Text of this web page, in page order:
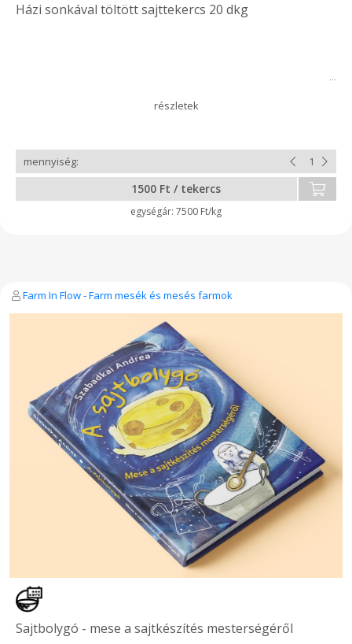
Házi sonkával töltött sajttekercs 20 dkg
1500 Ft / tekercs
7500 Ft/kg
Farm In Flow - Farm mesék és mesés farmok
Sajtbolygó - mese a sajtkészítés mesterségéről